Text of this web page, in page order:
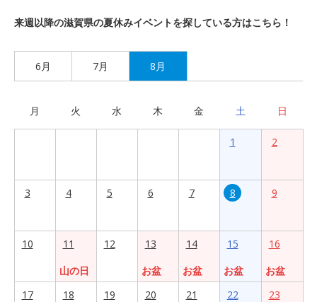
来週以降の滋賀県の夏休みイベントを探している方はこちら！
6月 7月 8月
月 火 水 木 金 土 日
1 2
3 4 5 6 7 8 9
10
11
山の日
12
13
お盆
14
お盆
15
お盆
16
お盆
17
18 19 20 21 22 23